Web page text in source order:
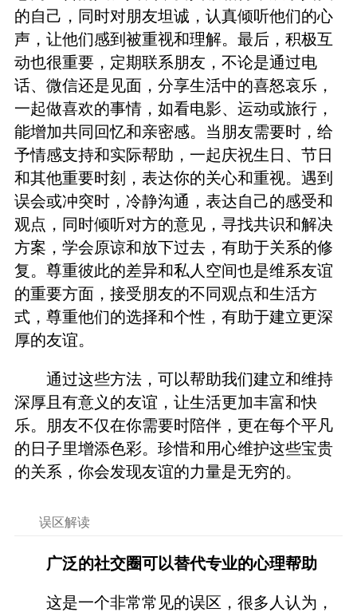
的自己，同时对朋友坦诚，认真倾听他们的心
声，让他们感到被重视和理解。最后，积极互
动也很重要，定期联系朋友，不论是通过电
话、微信还是见面，分享生活中的喜怒哀乐，
一起做喜欢的事情，如看电影、运动或旅行，
能增加共同回忆和亲密感。当朋友需要时，给
予情感支持和实际帮助，一起庆祝生日、节日
和其他重要时刻，表达你的关心和重视。遇到
误会或冲突时，冷静沟通，表达自己的感受和
观点，同时倾听对方的意见，寻找共识和解决
方案，学会原谅和放下过去，有助于关系的修
复。尊重彼此的差异和私人空间也是维系友谊
的重要方面，接受朋友的不同观点和生活方
式，尊重他们的选择和个性，有助于建立更深
厚的友谊。
通过这些方法，可以帮助我们建立和维持
深厚且有意义的友谊，让生活更加丰富和快
乐。朋友不仅在你需要时陪伴，更在每个平凡
的日子里增添色彩。珍惜和用心维护这些宝贵
的关系，你会发现友谊的力量是无穷的。
误区解读
广泛的社交圈可以替代专业的心理帮助
这是一个非常常见的误区，很多人认为，